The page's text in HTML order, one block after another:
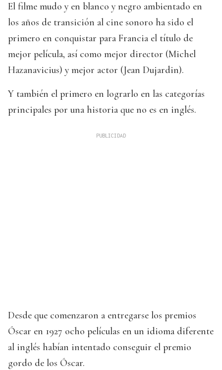
El filme mudo y en blanco y negro ambientado en
los años de transición al cine sonoro ha sido el
primero en conquistar para Francia el título de
mejor película, así como mejor director (Michel
Hazanavicius) y mejor actor (Jean Dujardin).
Y también el primero en lograrlo en las categorías
principales por una historia que no es en inglés.
Desde que comenzaron a entregarse los premios
Óscar en 1927 ocho películas en un idioma diferente
al inglés habían intentado conseguir el premio
gordo de los Óscar.